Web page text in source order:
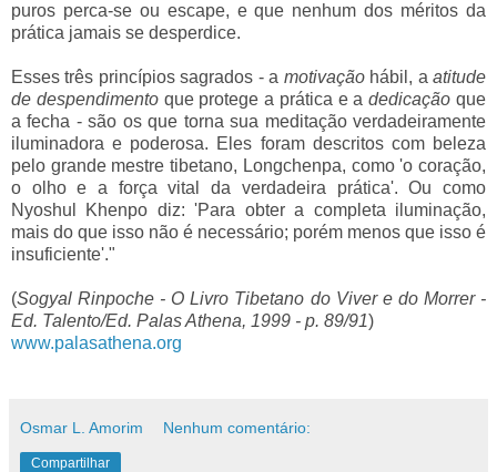
puros perca-se ou escape, e que nenhum dos méritos da
prática jamais se desperdice.
Esses três princípios sagrados - a motivaçãohábil, aatitude
de despendimentoque protege a prática e adedicação que
a fecha - são os que torna sua meditação verdadeiramente
iluminadora e poderosa. Eles foram descritos com beleza
pelo grande mestre tibetano, Longchenpa, como 'o coração,
o olho e a força vital da verdadeira prática'. Ou como
Nyoshul Khenpo diz: 'Para obter a completa iluminação,
mais do que isso não é necessário; porém menos que isso é
insuficiente'."
(Sogyal Rinpoche - O Livro Tibetano do Viver e do Morrer -
Ed. Talento/Ed. Palas Athena, 1999 - p. 89/91)
www.palasathena.org
Osmar L. Amorim Nenhum comentário:
Compartilhar